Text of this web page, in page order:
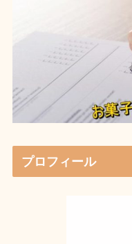
プロフィール